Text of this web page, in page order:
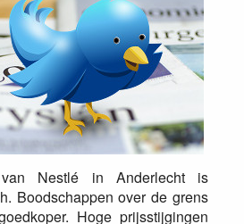
van Nestlé in Anderlecht is
Boodschappen over de grens
Hoge prijsstijgingen